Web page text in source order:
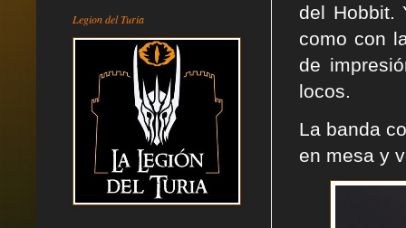
del Hobbit.
como con
de
locos.
La banda
en mesa y
Legion del Turia